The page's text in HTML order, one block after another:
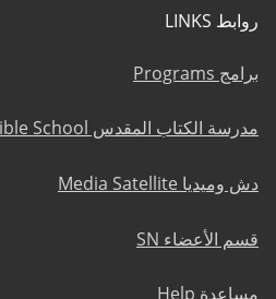
روابط LINKS
برامج Programs
مدرسة الكتاب المقدس Bible School
دش وميديا Media Satellite
قسم الأعضاء SN
مساعدة Help